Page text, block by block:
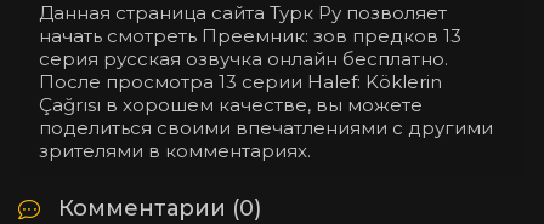
Данная страница сайта Турк Ру позволяет
начать смотреть Преемник: зов предков 13
серия русская озвучка онлайн бесплатно.
После просмотра 13 серии Halef: Köklerin
Çağrısı в хорошем качестве, вы можете
поделиться своими впечатлениями с другими
зрителями в комментариях.
Комментарии (0)